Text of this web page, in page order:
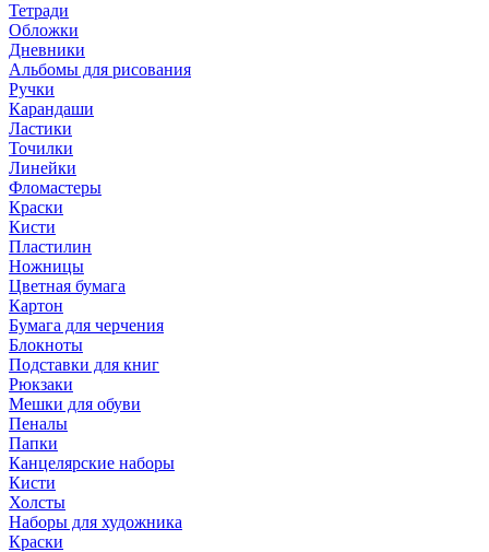
Тетради
Обложки
Дневники
Альбомы для рисования
Ручки
Карандаши
Ластики
Точилки
Линейки
Фломастеры
Краски
Кисти
Пластилин
Ножницы
Цветная бумага
Картон
Бумага для черчения
Блокноты
Подставки для книг
Рюкзаки
Мешки для обуви
Пеналы
Папки
Канцелярские наборы
Кисти
Холсты
Наборы для художника
Краски